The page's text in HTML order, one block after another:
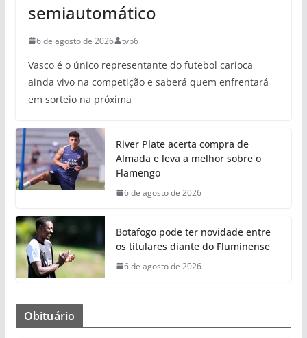
semiautomático
6 de agosto de 2026 tvp6
Vasco é o único representante do futebol carioca
ainda vivo na competição e saberá quem enfrentará
em sorteio na próxima
River Plate acerta compra de
Almada e leva a melhor sobre o
Flamengo
6 de agosto de 2026
Botafogo pode ter novidade entre
os titulares diante do Fluminense
6 de agosto de 2026
Obituário